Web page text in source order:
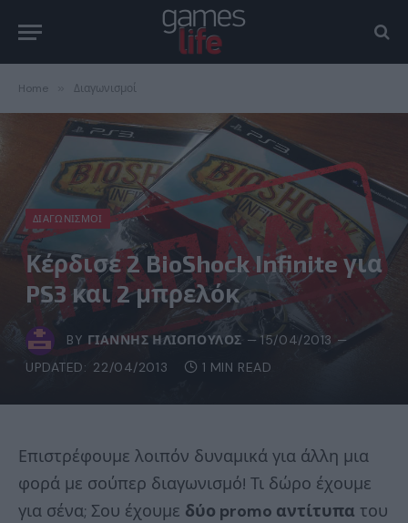
Home Διαγωνισμοί
ΔΙΑΓΩΝΙΣΜΟΊ
Κέρδισε 2 BioShock Infinite για
PS3 και 2 μπρελόκ
BY ΓΙΆΝΝΗΣ ΗΛΙΌΠΟΥΛΟΣ
15/04/2013
UPDATED: 22/04/2013 1 MIN READ
Επιστρέφουμε λοιπόν δυναμικά για άλλη μια
φορά με σούπερ διαγωνισμό! Τι δώρο έχουμε
για σένα; Σου έχουμε δύο promo αντίτυπα του